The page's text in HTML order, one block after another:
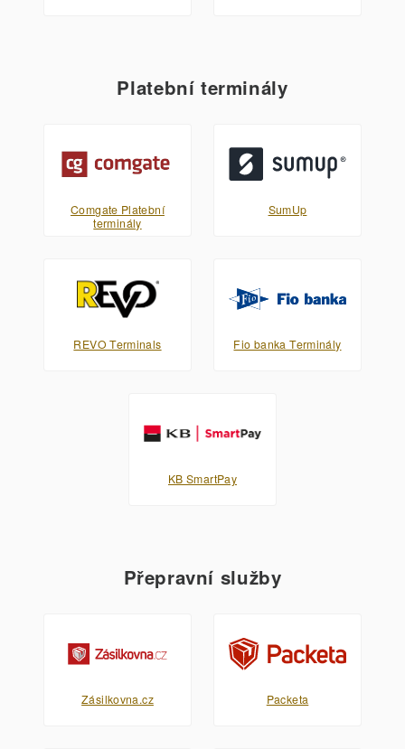
Platební terminály
Comgate Platební
terminály
SumUp
REVO Terminals Fio banka Terminály
KB SmartPay
Přepravní služby
Zásilkovna.cz Packeta